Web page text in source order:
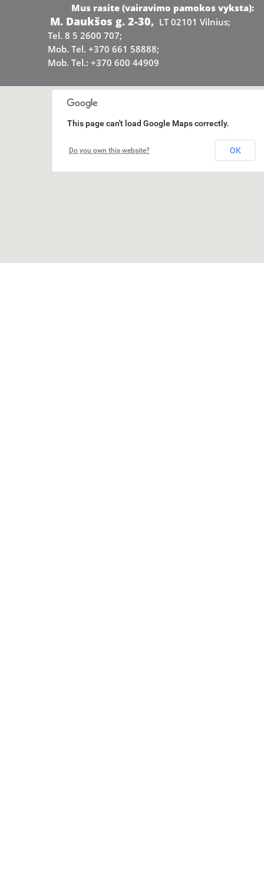
Mus rasite (vairavimo pamokos vyksta):
M. Daukšos g. 2-30, LT 02101 Vilnius;
Tel. 8 5 2600 707;
Mob. Tel. +370 661 58888;
Mob. Tel.: +370 600 44909
This page can't load Google Maps correctly.
Do you own this website? OK